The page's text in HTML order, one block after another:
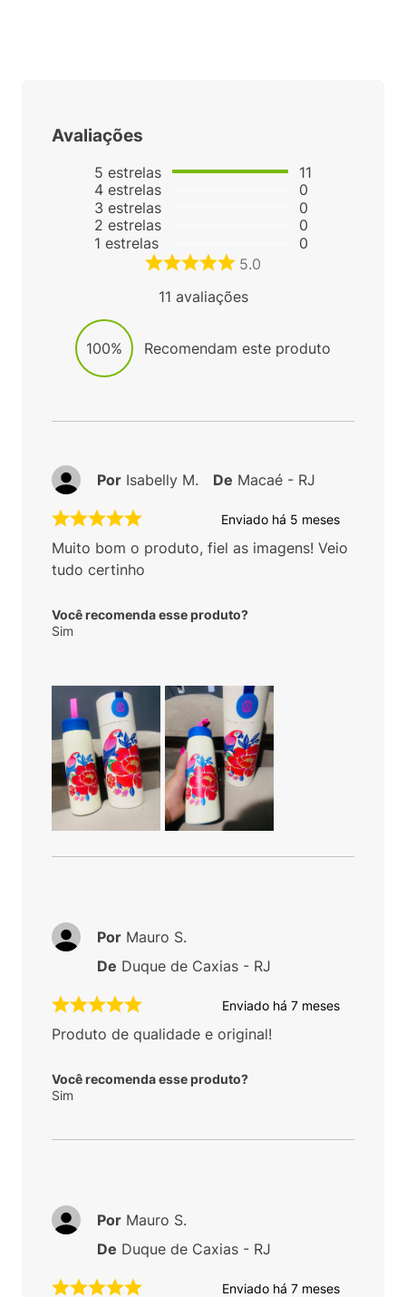
Avaliações
5 estrelas
4 estrelas
3 estrelas
2 estrelas
1 estrelas
11
0
0
0
0
5.0
11 avaliações
100% Recomendam este produto
Enviado há 5 meses
Muito bom o produto, fiel as imagens! Veio
tudo certinho
Você recomenda esse produto?
Sim
Por Isabelly M. De Macaé - RJ
Enviado há 7 meses
Produto de qualidade e original!
Você recomenda esse produto?
Sim
Por Mauro S.
De Duque de Caxias - RJ
Enviado há 7 meses
Por Mauro S.
De Duque de Caxias - RJ